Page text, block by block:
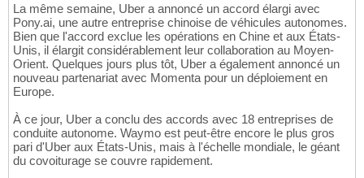
La même semaine, Uber a annoncé un accord élargi avec
Pony.ai, une autre entreprise chinoise de véhicules autonomes.
Bien que l'accord exclue les opérations en Chine et aux États-
Unis, il élargit considérablement leur collaboration au Moyen-
Orient. Quelques jours plus tôt, Uber a également annoncé un
nouveau partenariat avec Momenta pour un déploiement en
Europe.
À ce jour, Uber a conclu des accords avec 18 entreprises de
conduite autonome. Waymo est peut-être encore le plus gros
pari d'Uber aux États-Unis, mais à l'échelle mondiale, le géant
du covoiturage se couvre rapidement.